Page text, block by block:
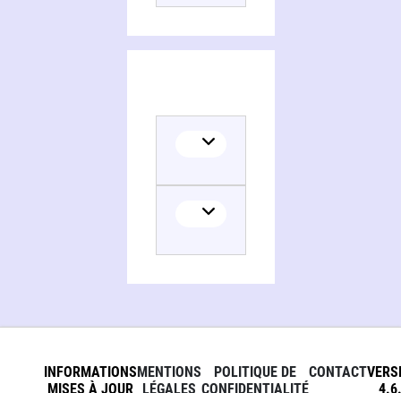
INFORMATIONS
MISES À JOUR
MENTIONS
LÉGALES
POLITIQUE DE
CONFIDENTIALITÉ
CONTACT